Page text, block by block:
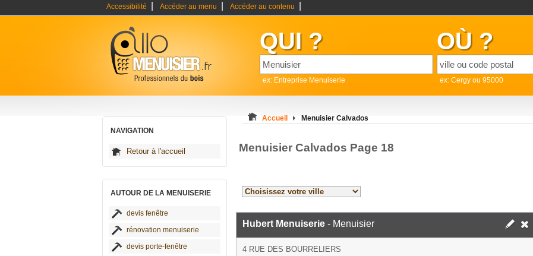
Accessibilité Accéder au menu Accéder au contenu
QUI ?
ex: Entreprise Menuiserie
OÙ ?
ex: Cergy ou 95000
NAVIGATION
Retour à l'accueil
AUTOUR DE LA MENUISERIE
devis fenêtre
rénovation menuiserie
devis porte-fenêtre
Accueil Menuisier Calvados
Menuisier Calvados Page 18
Hubert Menuiserie - Menuisier
4 RUE DES BOURRELIERS